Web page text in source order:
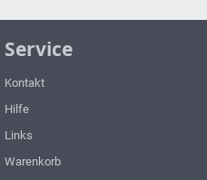
Service
Kontakt
Hilfe
Links
Warenkorb